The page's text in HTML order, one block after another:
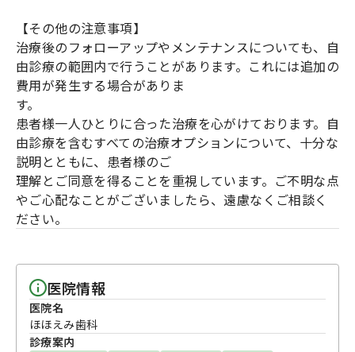
【その他の注意事項】
治療後のフォローアップやメンテナンスについても、自
由診療の範囲内で行うことがあります。これには追加の
費用が発生する場合がありま
す。
患者様一人ひとりに合った治療を心がけております。自
由診療を含むすべての治療オプションについて、十分な
説明とともに、患者様のご
理解とご同意を得ることを重視しています。ご不明な点
やご心配なことがございましたら、遠慮なくご相談く
ださい。
医院情報
医院名
ほほえみ歯科
診療案内